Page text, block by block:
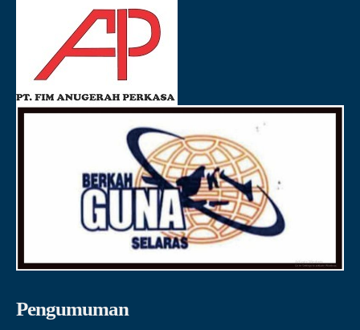
Pengumuman